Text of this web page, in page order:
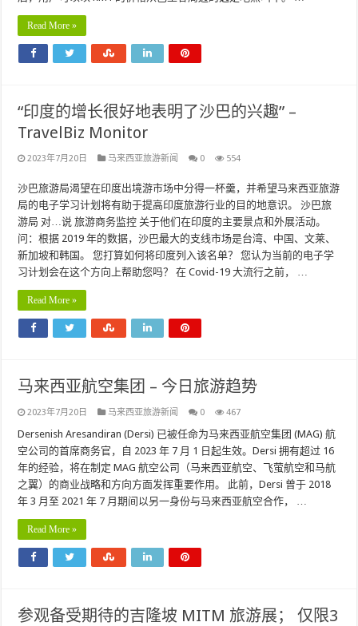
Read More »
“印度的增长很好地表明了沙巴的兴趣” –
TravelBiz Monitor
2023年7月20日 马来西亚旅游新闻 0 554
沙巴旅游局渴望在印度出境游市场中分得一杯羹，并希望马来西亚旅游
局的电子学习计划将有助于提高印度旅游行业的目的地意识。 沙巴旅
游局 对…说 旅游商务监控 关于他们在印度的主要景点和外展活动。
问：根据 2019 年的数据，沙巴最大的支线市场是台湾、中国、文莱、
新加坡和韩国。 您打算如何将印度列入该名单？ 您认为当前的电子学
习计划会在这个方向上帮助您吗？ 在 Covid-19 大流行之前， …
Read More »
马来西亚航空集团 – 今日旅游趋势
2023年7月20日 马来西亚旅游新闻 0 467
Dersenish Aresandiran (Dersi) 已被任命为马来西亚航空集团 (MAG) 航
空公司的首席商务官，自 2023 年 7 月 1 日起生效。Dersi 拥有超过 16
年的经验，将在制定 MAG 航空公司（马来西亚航空、飞萤航空和马航
之翼）的商业战略和方向方面发挥重要作用。 此前，Dersi 曾于 2018
年 3 月至 2021 年 7 月期间以另一身份与马来西亚航空合作， …
Read More »
参观备受期待的吉隆坡 MITM 旅游展； 仅限3